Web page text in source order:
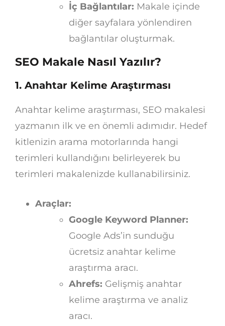
İç Bağlantılar: Makale içinde
diğer sayfalara yönlendiren
bağlantılar oluşturmak.
SEO Makale Nasıl Yazılır?
1. Anahtar Kelime Araştırması
Anahtar kelime araştırması, SEO makalesi
yazmanın ilk ve en önemli adımıdır. Hedef
kitlenizin arama motorlarında hangi
terimleri kullandığını belirleyerek bu
terimleri makalenizde kullanabilirsiniz.
Araçlar:
Google Keyword Planner:
Google Ads’in sunduğu
ücretsiz anahtar kelime
araştırma aracı.
Ahrefs: Gelişmiş anahtar
kelime araştırma ve analiz
aracı.